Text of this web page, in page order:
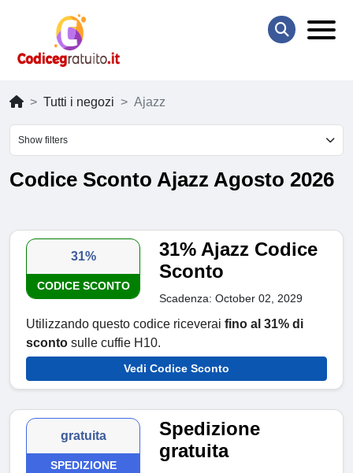
Tutti i negozi Ajazz
Show filters
Codice Sconto Ajazz Agosto 2026
31%
CODICE SCONTO
31% Ajazz Codice
Sconto
Scadenza: October 02, 2029
Utilizzando questo codice riceverai fino al 31% di
sconto sulle cuffie H10.
Vedi Codice Sconto
gratuita
SPEDIZIONE
Spedizione
gratuita